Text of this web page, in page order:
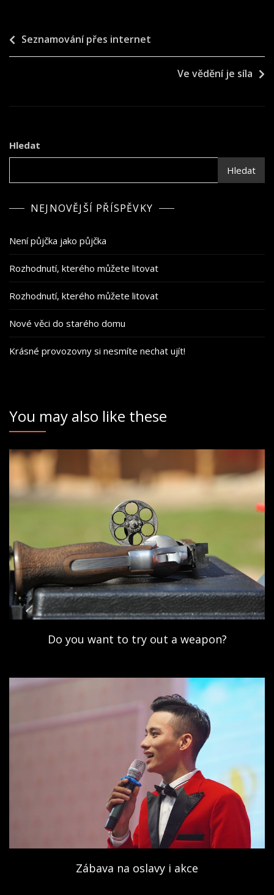
Navigace
pro
Seznamování přes internet
Ve vědění je síla
Hledat
Hledat
NEJNOVĚJŠÍ PŘÍSPĚVKY
Není půjčka jako půjčka
Rozhodnutí, kterého můžete litovat
Rozhodnutí, kterého můžete litovat
Nové věci do starého domu
Krásné provozovny si nesmíte nechat ujít!
You may also like these
Do you want to try out a weapon?
Zábava na oslavy i akce